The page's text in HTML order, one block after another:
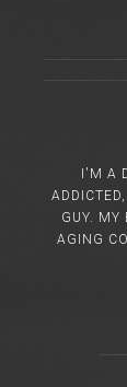
I'M A
GUY. MY
AGING